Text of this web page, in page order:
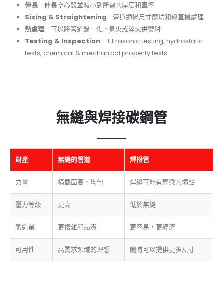
伸長- 伸長空心殼並減小到所需的厚度和直徑
Sizing & Straightening - 管道通過尺寸磨坊和矯直機處理
熱處理- 可以將管道歸一化，退火或淬火併響射
Testing & Inspection – Ultrasonic testing, hydrostatic
tests, chemical & mechanical property tests
無縫與焊接碳鋼管
財產 無縫的管道 焊接管
力量 橫截面高，均勻 焊縫可能有輕微的弱點
壓力等級 更高 低於無縫
製造業 更複雜和昂貴 更容易，更經濟
可用性 高需求領域的理想 隨時可以提供更多尺寸